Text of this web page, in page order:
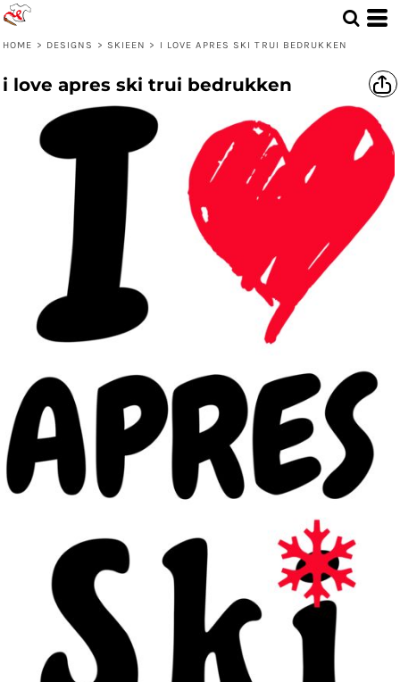
HOME > DESIGNS > SKIEEN > I LOVE APRES SKI TRUI BEDRUKKEN
i love apres ski trui bedrukken